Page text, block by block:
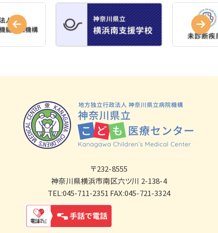
〒232-8555
神奈川県横浜市南区六ツ川 2-138-4
TEL:045-711-2351 FAX:045-721-3324